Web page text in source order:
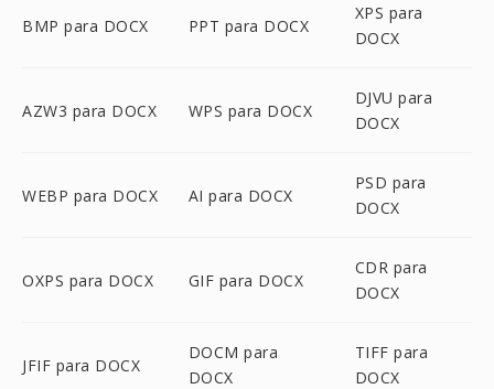
BMP para DOCX PPT para DOCX
XPS para
DOCX
AZW3 para DOCX WPS para DOCX
DJVU para
DOCX
WEBP para DOCX AI para DOCX
PSD para
DOCX
OXPS para DOCX GIF para DOCX
CDR para
DOCX
JFIF para DOCX
DOCM para
DOCX
TIFF para
DOCX